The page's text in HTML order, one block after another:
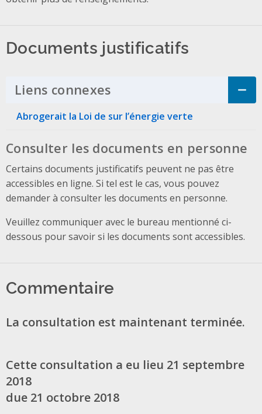
Documents justificatifs
Liens connexes Click to Expand
Abrogerait la Loi de sur l’énergie verte
Consulter les documents en personne
Certains documents justificatifs peuvent ne pas être
accessibles en ligne. Si tel est le cas, vous pouvez
demander à consulter les documents en personne.
Veuillez communiquer avec le bureau mentionné ci-
dessous pour savoir si les documents sont accessibles.
Commentaire
La consultation est maintenant terminée.
Cette consultation a eu lieu 21 septembre
2018
due 21 octobre 2018